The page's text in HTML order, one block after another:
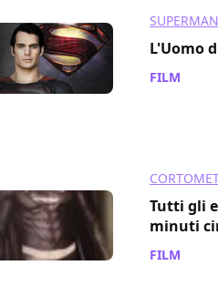
SUPERMAN
L'Uomo
FILM
Tutti gli
minuti
FILM